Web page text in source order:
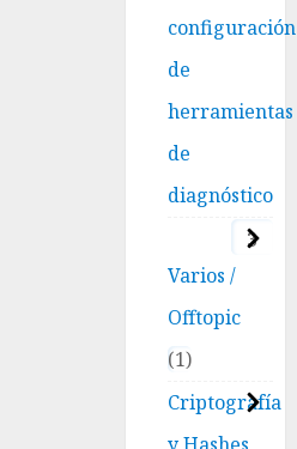
configuración
de
herramientas
de
diagnóstico
3
Varios /
Offtopic
1
Criptografía